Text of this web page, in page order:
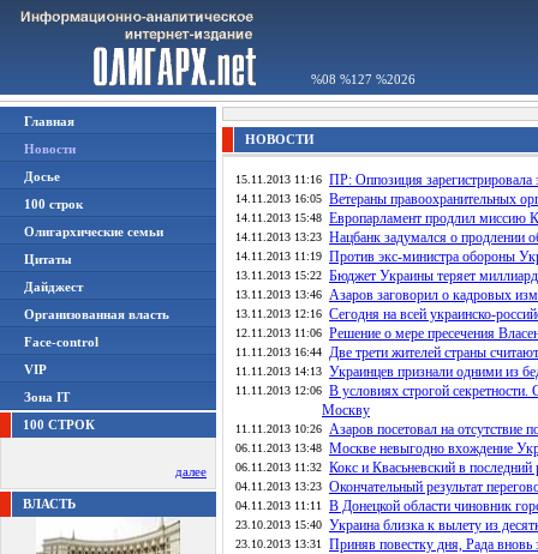
%08 %127 %2026
Главная
Новости
Досье
100 строк
Олигархические семьи
Цитаты
Дайджест
Организованная власть
Face-control
VIP
Зона IT
100 СТРОК
далее
ВЛАСТЬ
НОВОСТИ
15.11.2013 11:16 ПР: Оппозиция
14.11.2013 16:05 Ветераны правоохранительных
14.11.2013 15:48 Европарламент продлил миссию
14.11.2013 13:23 Нацбанк задумался о продлении
14.11.2013 11:19 Против экс-министра обороны
13.11.2013 15:22 Бюджет Украины теряет
13.11.2013 13:46 Азаров заговорил о кадровых
13.11.2013 12:16 Сегодня на всей украинско-
12.11.2013 11:06 Решение о мере пресечения
11.11.2013 16:44 Две трети жителей страны
11.11.2013 14:13 Украинцев признали одними из
11.11.2013 12:06 В условиях строгой
Москву
11.11.2013 10:26 Азаров посетовал на отсутствие
06.11.2013 13:48 Москве невыгодно вхождение
06.11.2013 11:32 Кокс и Квасьневский в
04.11.2013 13:23 Окончательный результат
04.11.2013 11:11 В Донецкой области чиновник
23.10.2013 15:40 Украина близка к вылету из
23.10.2013 13:31 Приняв повестку дня, Рада